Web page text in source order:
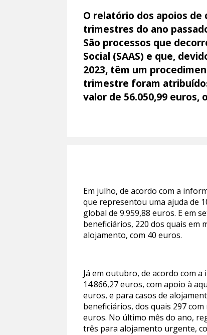
O relatório dos apoios de
trimestres do ano
São processos que
Social (SAAS) e que,
2023, têm um
trimestre foram
valor de 56.050,99 euros,
Em julho, de acordo com a
que representou uma ajuda de
global de 9.959,88 euros. E em
beneficiários, 220 dos quais em
alojamento, com 40 euros.
Já em outubro, de acordo com
14.866,27 euros, com apoio à
euros, e para casos de
beneficiários, dos quais 297
euros. No último mês do ano,
três para alojamento urgente,